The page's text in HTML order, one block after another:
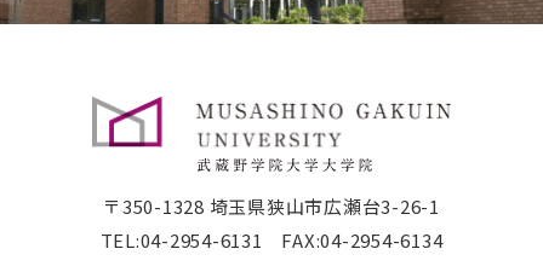
〒350-1328 埼玉県狭山市広瀬台3-26-1
TEL:04-2954-6131 FAX:04-2954-6134